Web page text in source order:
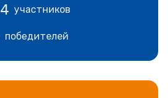
участников
победителей